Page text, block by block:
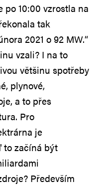
10:00 vzrostla na
tak
2021 o 92 MW.“
vzali? I na to
většinu spotřeby
plynové,
a to přes
Pro
je
to začíná být
Především